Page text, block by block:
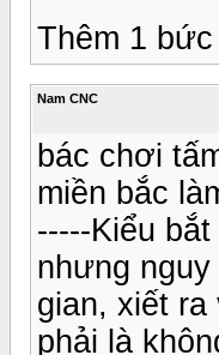
Thêm 1
Nam CNC
bác chơi
miền bắc
-----Kiểu
nhưng
gian, xiết
phải là